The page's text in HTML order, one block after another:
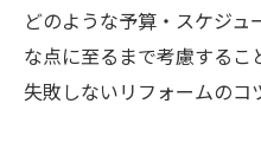
どのような予算・スケジ
な点に至るまで考慮するこ
失敗しないリフォームのコ